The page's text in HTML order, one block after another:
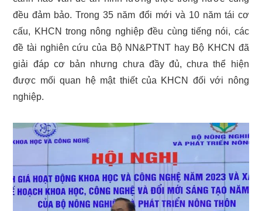
đều đảm bảo. Trong 35 năm đổi mới và 10 năm tái cơ
cấu, KHCN trong nông nghiệp đều cùng tiếng nói, các
đề tài nghiên cứu của Bộ NN&PTNT hay Bộ KHCN đã
giải đáp cơ bản nhưng chưa đầy đủ, chưa thể hiện
được mối quan hệ mật thiết của KHCN đối với nông
nghiệp.